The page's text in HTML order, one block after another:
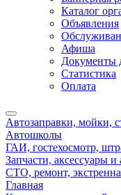
Каталог
Объявления
Афиша
Документы
Статистика
Оплата
Автозаправки, мойки,
Автошколы
ГАИ, гостехосмотр,
Запчасти, аксессуары
СТО, ремонт,
Главная